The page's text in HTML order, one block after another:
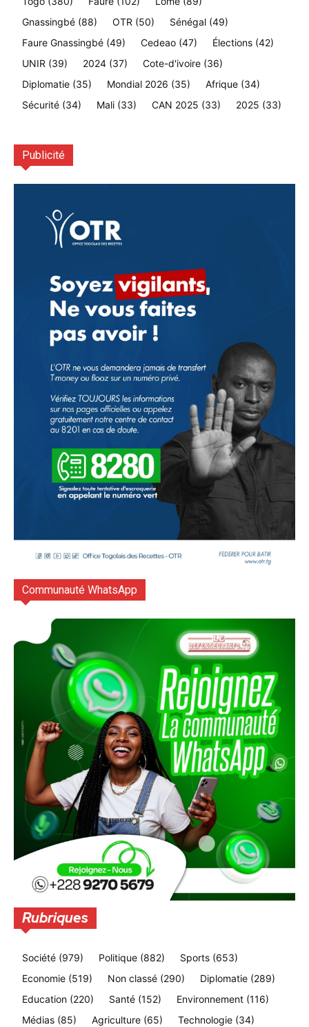
Gnassingbé (88) OTR (50) Sénégal (49)
Faure Gnassingbé (49) Cedeao (47) Élections (42)
UNIR (39) 2024 (37) Cote-d'ivoire (36)
Diplomatie (35) Mondial 2026 (35) Afrique (34)
Sécurité (34) Mali (33) CAN 2025 (33) 2025 (33)
Publicité
Communauté WhatsApp
Rubriques
Société (979) Politique (882) Sports (653)
Economie (519) Non classé (290) Diplomatie (289)
Education (220) Santé (152) Environnement (116)
Médias (85) Agriculture (65) Technologie (34)